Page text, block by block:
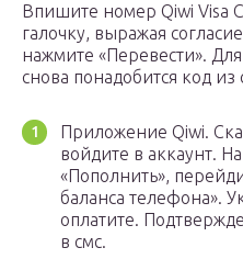
Впишите номер Qiwi Visa
галочку, выражая
нажмите «Перевести».
снова понадобится код из
Приложение Qiwi.
войдите в аккаунт.
«Пополнить»,
баланса телефона».
оплатите.
в смс.